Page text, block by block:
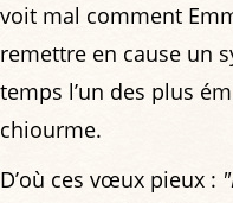
voit mal comment
remettre en cause un
temps l’un des plus
chiourme.
D’où ces vœux pieux :